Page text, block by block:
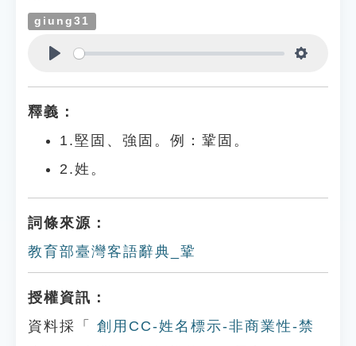
giung31
釋義：
1.堅固、強固。例：鞏固。
2.姓。
詞條來源：
教育部臺灣客語辭典_鞏
授權資訊：
資料採「
創用CC-姓名標示-非商業性-禁